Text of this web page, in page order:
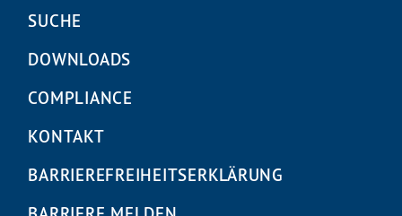
Navigation
SUCHE
DOWNLOADS
COMPLIANCE
KONTAKT
BARRIEREFREIHEITS­ERKLÄRUNG